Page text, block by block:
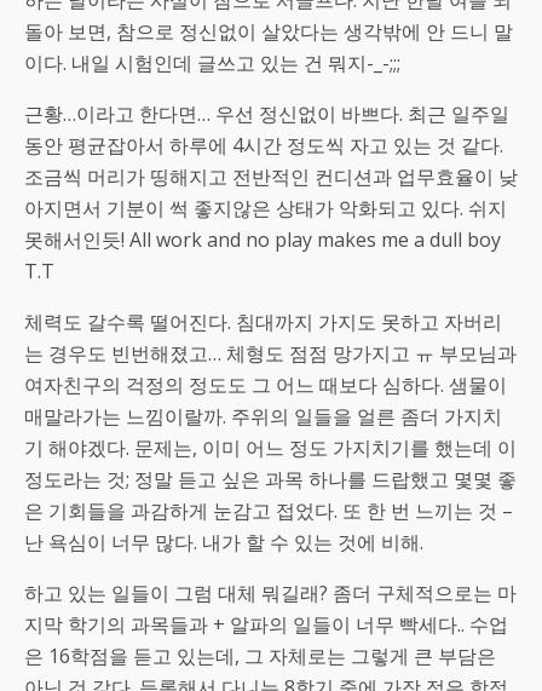
돌아 보면, 참으로 정신없이 살았다는 생각밖에 안 드니 말
이다. 내일 시험인데 글쓰고 있는 건 뭐지-_-;;;
근황…이라고 한다면… 우선 정신없이 바쁘다. 최근 일주일
동안 평균잡아서 하루에 4시간 정도씩 자고 있는 것 같다.
조금씩 머리가 띵해지고 전반적인 컨디션과 업무효율이 낮
아지면서 기분이 썩 좋지않은 상태가 악화되고 있다. 쉬지
못해서인듯! All work and no play makes me a dull boy
T.T
체력도 갈수록 떨어진다. 침대까지 가지도 못하고 자버리
는 경우도 빈번해졌고… 체형도 점점 망가지고 ㅠ 부모님과
여자친구의 걱정의 정도도 그 어느 때보다 심하다. 샘물이
매말라가는 느낌이랄까. 주위의 일들을 얼른 좀더 가지치
기 해야겠다. 문제는, 이미 어느 정도 가지치기를 했는데 이
정도라는 것; 정말 듣고 싶은 과목 하나를 드랍했고 몇몇 좋
은 기회들을 과감하게 눈감고 접었다. 또 한 번 느끼는 것 –
난 욕심이 너무 많다. 내가 할 수 있는 것에 비해.
하고 있는 일들이 그럼 대체 뭐길래? 좀더 구체적으로는 마
지막 학기의 과목들과 + 알파의 일들이 너무 빡세다.. 수업
은 16학점을 듣고 있는데, 그 자체로는 그렇게 큰 부담은